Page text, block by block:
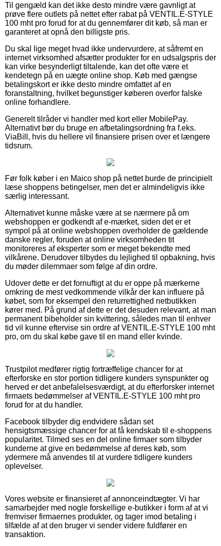
Til gengæld kan det ikke desto mindre være gavnligt at
prøve flere outlets på nettet efter rabat på VENTIL.E-STYLE
100 mht pro forud for at du gennemfører dit køb, så man er
garanteret at opnå den billigste pris.
Du skal lige meget hvad ikke undervurdere, at såfremt en
internet virksomhed afsætter produkter for en udsalgspris der
kan virke besynderligt tiltalende, kan det ofte være et
kendetegn på en uægte online shop. Køb med gængse
betalingskort er ikke desto mindre omfattet af en
foranstaltning, hvilket begunstiger køberen overfor falske
online forhandlere.
Generelt tilråder vi handler med kort eller MobilePay.
Alternativt bør du bruge en afbetalingsordning fra f.eks.
ViaBill, hvis du hellere vil finansiere prisen over et længere
tidsrum.
Før folk køber i en Maico shop på nettet burde de principielt
læse shoppens betingelser, men det er almindeligvis ikke
særlig interessant.
Alternativet kunne måske være at se nærmere på om
webshoppen er godkendt af e-mærket, siden det er et
sympol på at online webshoppen overholder de gældende
danske regler, foruden at online virksomheden tit
monitoreres af eksperter som er meget bekendte med
vilkårene. Derudover tilbydes du lejlighed til opbakning, hvis
du møder dilemmaer som følge af din ordre.
Udover dette er det fornuftigt at du er oppe på mærkerne
omkring de mest vedkommende vilkår der kan influere på
købet, som for eksempel den returrettighed netbutikken
kører med. På grund af dette er det desuden relevant, at man
permanent bibeholder sin kvittering, således man til enhver
tid vil kunne eftervise sin ordre af VENTIL.E-STYLE 100 mht
pro, om du skal købe gave til en mand eller kvinde.
Trustpilot medfører rigtig fortræffelige chancer for at
efterforske en stor portion tidligere kunders synspunkter og
herved er det anbefalelsesværdigt, at du efterforsker internet
firmaets bedømmelser af VENTIL.E-STYLE 100 mht pro
forud for at du handler.
Facebook tilbyder dig endvidere sådan set
hensigtsmæssige chancer for at få kendskab til e-shoppens
popularitet. Tilmed ses en del online firmaer som tilbyder
kunderne at give en bedømmelse af deres køb, som
ydermere må anvendes til at vurdere tidligere kunders
oplevelser.
Vores website er finansieret af annonceindtægter. Vi har
samarbejder med nogle forskellige e-butikker i form af at vi
fremviser firmaernes produkter, og tager imod betaling i
tilfælde af at den bruger vi sender videre fuldfører en
transaktion.